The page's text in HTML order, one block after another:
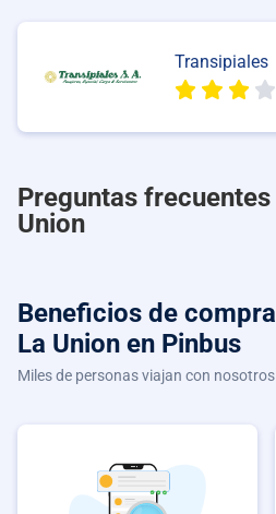
Transipiales
Preguntas
Union
Beneficios de
La Union en Pinbus
Miles de personas viajan con